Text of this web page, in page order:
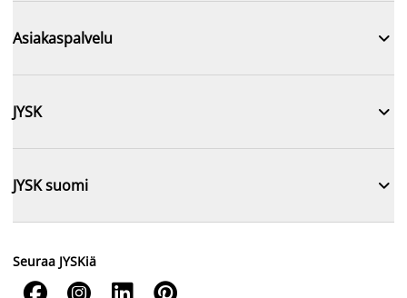
Asiakaspalvelu 
JYSK 
JYSK suomi 
Seuraa JYSKiä